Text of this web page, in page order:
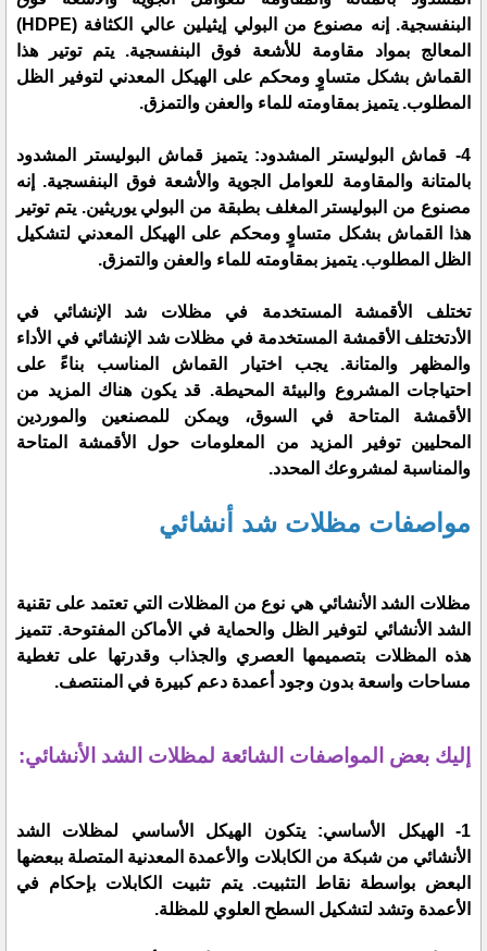
البنفسجية. إنه مصنوع من البولي إيثيلين عالي الكثافة (HDPE)
المعالج بمواد مقاومة للأشعة فوق البنفسجية. يتم توتير هذا
القماش بشكل متساوٍ ومحكم على الهيكل المعدني لتوفير الظل
المطلوب. يتميز بمقاومته للماء والعفن والتمزق.
4- قماش البوليستر المشدود: يتميز قماش البوليستر المشدود
بالمتانة والمقاومة للعوامل الجوية والأشعة فوق البنفسجية. إنه
مصنوع من البوليستر المغلف بطبقة من البولي يوريثين. يتم توتير
هذا القماش بشكل متساوٍ ومحكم على الهيكل المعدني لتشكيل
الظل المطلوب. يتميز بمقاومته للماء والعفن والتمزق.
تختلف الأقمشة المستخدمة في مظلات شد الإنشائي في
الأدتختلف الأقمشة المستخدمة في مظلات شد الإنشائي في الأداء
والمظهر والمتانة. يجب اختيار القماش المناسب بناءً على
احتياجات المشروع والبيئة المحيطة. قد يكون هناك المزيد من
الأقمشة المتاحة في السوق، ويمكن للمصنعين والموردين
المحليين توفير المزيد من المعلومات حول الأقمشة المتاحة
والمناسبة لمشروعك المحدد.
مواصفات مظلات شد أنشائي
مظلات الشد الأنشائي هي نوع من المظلات التي تعتمد على تقنية
الشد الأنشائي لتوفير الظل والحماية في الأماكن المفتوحة. تتميز
هذه المظلات بتصميمها العصري والجذاب وقدرتها على تغطية
مساحات واسعة بدون وجود أعمدة دعم كبيرة في المنتصف.
إليك بعض المواصفات الشائعة لمظلات الشد الأنشائي:
1- الهيكل الأساسي: يتكون الهيكل الأساسي لمظلات الشد
الأنشائي من شبكة من الكابلات والأعمدة المعدنية المتصلة ببعضها
البعض بواسطة نقاط التثبيت. يتم تثبيت الكابلات بإحكام في
الأعمدة وتشد لتشكيل السطح العلوي للمظلة.